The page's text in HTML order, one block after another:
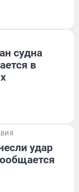
судна
в
удар